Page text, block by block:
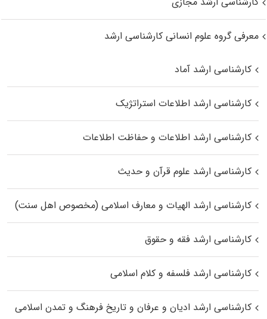
معرفی گروه علوم انسانی کارشناسی ارشد
کارشناسی ارشد آماد
کارشناسی ارشد اطلاعات استراتژیک
کارشناسی ارشد اطلاعات و حفاظت اطلاعات
کارشناسی ارشد علوم قرآن و حدیث
کارشناسی ارشد الهیات و معارف اسلامی (مخصوص اهل سنت)
کارشناسی ارشد فقه و حقوق
کارشناسی ارشد فلسفه و کلام اسلامی
کارشناسی ارشد ادیان و عرفان و تاریخ فرهنگ و تمدن اسلامی